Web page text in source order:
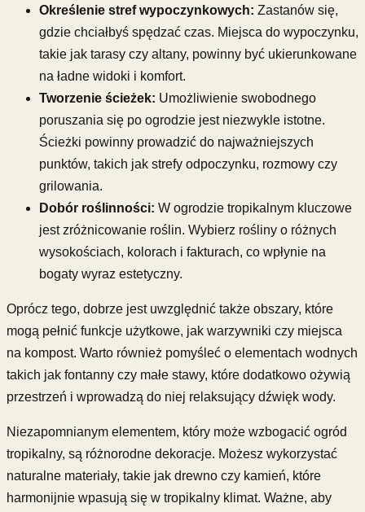
Określenie stref wypoczynkowych: Zastanów się,
gdzie chciałbyś spędzać czas. Miejsca do wypoczynku,
takie jak tarasy czy altany, powinny być ukierunkowane
na ładne widoki i komfort.
Tworzenie ścieżek: Umożliwienie swobodnego
poruszania się po ogrodzie jest niezwykle istotne.
Ścieżki powinny prowadzić do najważniejszych
punktów, takich jak strefy odpoczynku, rozmowy czy
grilowania.
Dobór roślinności: W ogrodzie tropikalnym kluczowe
jest zróżnicowanie roślin. Wybierz rośliny o różnych
wysokościach, kolorach i fakturach, co wpłynie na
bogaty wyraz estetyczny.
Oprócz tego, dobrze jest uwzględnić także obszary, które
mogą pełnić funkcje użytkowe, jak warzywniki czy miejsca
na kompost. Warto również pomyśleć o elementach wodnych
takich jak fontanny czy małe stawy, które dodatkowo ożywią
przestrzeń i wprowadzą do niej relaksujący dźwięk wody.
Niezapomnianym elementem, który może wzbogacić ogród
tropikalny, są różnorodne dekoracje. Możesz wykorzystać
naturalne materiały, takie jak drewno czy kamień, które
harmonijnie wpasują się w tropikalny klimat. Ważne, aby